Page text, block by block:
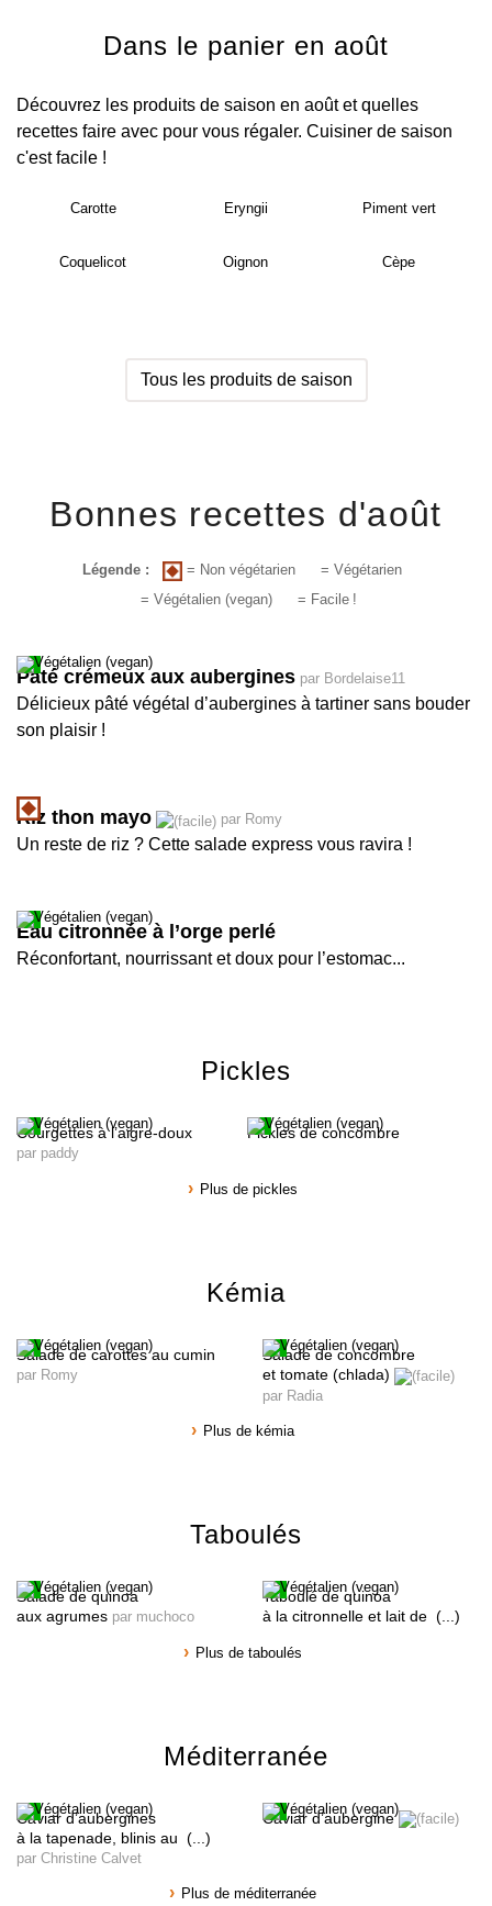
Dans le panier en août
Découvrez les produits de saison en août et quelles
recettes faire avec pour vous régaler. Cuisiner de saison
c'est facile !
Carotte Eryngii Piment vert
Coquelicot Oignon Cèpe
Tous les produits de saison
Bonnes recettes d'août
Légende : = Non végétarien
= Végétarien
= Végétalien (vegan)
= Facile !
Pâté crémeux aux aubergines par Bordelaise11
Délicieux pâté végétal d’aubergines à tartiner sans bouder
son plaisir !
Riz thon mayo par Romy
Un reste de riz ? Cette salade express vous ravira !
Eau citronnée à l’orge perlé
Réconfortant, nourrissant et doux pour l’estomac...
Pickles
Courgettes à l’aigre-doux
par paddy
Pickles de concombre
Plus de pickles
Kémia
Salade de carottes au cumin
par Romy
Salade de concombre
et tomate (chlada)
par Radia
Plus de kémia
Taboulés
Salade de quinoa
aux agrumes par muchoco
Taboulé de quinoa
à la citronnelle et lait de (...)
Plus de taboulés
Méditerranée
Caviar d’aubergines
à la tapenade, blinis au (...)
par Christine Calvet
Caviar d’aubergine
Plus de méditerranée